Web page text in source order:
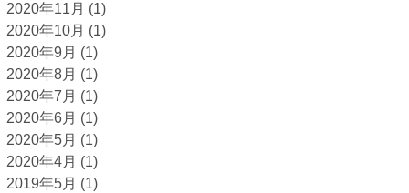
2020年11月 (1)
2020年10月 (1)
2020年9月 (1)
2020年8月 (1)
2020年7月 (1)
2020年6月 (1)
2020年5月 (1)
2020年4月 (1)
2019年5月 (1)